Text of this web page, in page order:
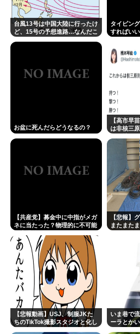
サツする
許せない不祥事タレントランキ
たちの永野芽郁を抑えて1位に
佐藤二朗さんと橋本愛さん、騒
SNS復帰し初ツイートが出揃う
Powered by livedoor 相互RSS
台風13号は中国大陸に行ったけ
ど、15号の予想進路…なんだこ
タイピン
すればい
お盆に死んだらどうなるの？
【高市早
は非核三
には慣れ
か？」
【共産党】募金中に中指がメガ
ネに当たった？物理的に不可能
【悲報】
またまた
【悲報動画】USJ、制服JKた
ちのTikTok撮影スタジオと化し
いま巷で
ーラとか